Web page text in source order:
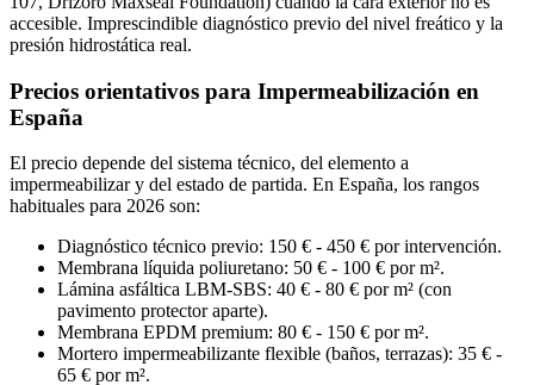
accesible. Imprescindible diagnóstico previo del nivel freático y la
presión hidrostática real.
Precios orientativos para Impermeabilización en
España
El precio depende del sistema técnico, del elemento a
impermeabilizar y del estado de partida. En España, los rangos
habituales para 2026 son:
Diagnóstico técnico previo: 150 € - 450 € por intervención.
Membrana líquida poliuretano: 50 € - 100 € por m².
Lámina asfáltica LBM-SBS: 40 € - 80 € por m² (con
pavimento protector aparte).
Membrana EPDM premium: 80 € - 150 € por m².
Mortero impermeabilizante flexible (baños, terrazas): 35 € -
65 € por m².